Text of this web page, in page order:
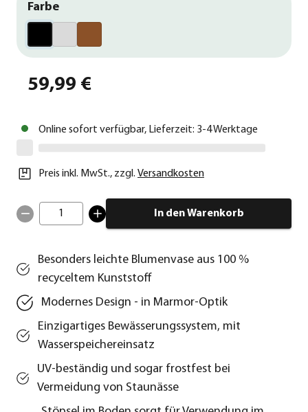
Farbe
59,99 €
Online sofort verfügbar, Lieferzeit: 3-4 Werktage
Preis inkl. MwSt., zzgl. Versandkosten
1 In den Warenkorb
Besonders leichte Blumenvase aus 100 %
recyceltem Kunststoff
Modernes Design - in Marmor-Optik
Einzigartiges Bewässerungssystem, mit
Wasserspeichereinsatz
UV-beständig und sogar frostfest bei
Vermeidung von Staunässe